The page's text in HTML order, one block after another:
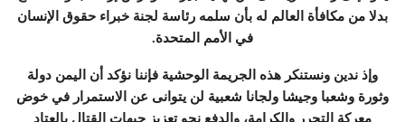
بدلا من مكافأة العالم له بأن سلمه رئاسة لجنة خبراء حقوق الإنسان
في الأمم المتحدة.
وإذ ندين ونستنكر هذه الجريمة الوحشية فإننا نؤكد أن اليمن دولة
وثورة وشعبا وجيشا ولجانا شعبية لن يتوانى عن الاستمرار في خوض
معركة التحرر والكرامة، والدفع نحو تعزيز جبهات القتال بالعتاد